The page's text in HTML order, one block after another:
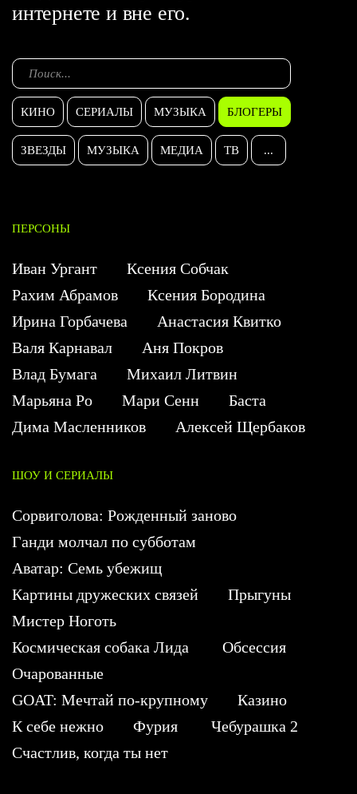
интернете и вне его.
КИНО СЕРИАЛЫ МУЗЫКА БЛОГЕРЫ
ЗВЕЗДЫ МУЗЫКА МЕДИА ТВ ...
ПЕРСОНЫ
Иван Ургант
Ксения Собчак
Рахим Абрамов
Ксения Бородина
Ирина Горбачева
Анастасия Квитко
Валя Карнавал
Аня Покров
Влад Бумага
Михаил Литвин
Марьяна Ро
Мари Сенн
Баста
Дима Масленников
Алексей Щербаков
ШОУ И СЕРИАЛЫ
Сорвиголова: Рожденный заново
Ганди молчал по субботам
Аватар: Семь убежищ
Картины дружеских связей
Прыгуны
Мистер Ноготь
Космическая собака Лида
Обсессия
Очарованные
GOAT: Мечтай по-крупному
Казино
К себе нежно
Фурия
Чебурашка 2
Счастлив, когда ты нет